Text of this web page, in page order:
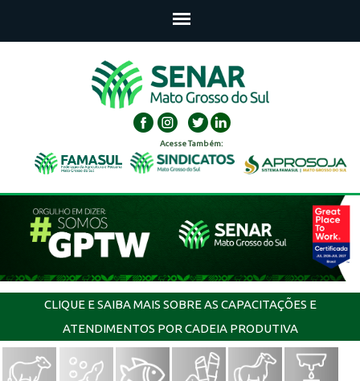
Acesse Também:
CLIQUE E SAIBA MAIS SOBRE AS CAPACITAÇÕES E
ATENDIMENTOS POR CADEIA PRODUTIVA